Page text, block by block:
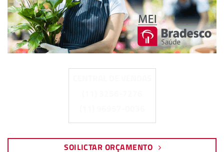
SOILICTAR ORÇAMENTO